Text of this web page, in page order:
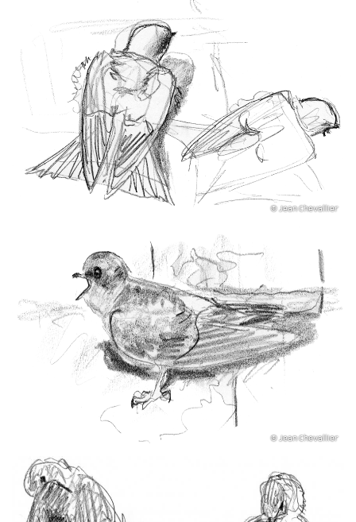
© Jean Chevallier
© Jean Chevallier